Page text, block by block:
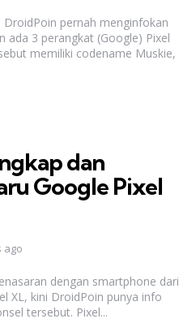
pernah menginfokan
ada 3 perangkat (Google) Pixel
memiliki codename Muskie,
dan
Google Pixel
ago
dengan smartphone dari
XL, kini DroidPoin punya info
tersebut. Pixel...